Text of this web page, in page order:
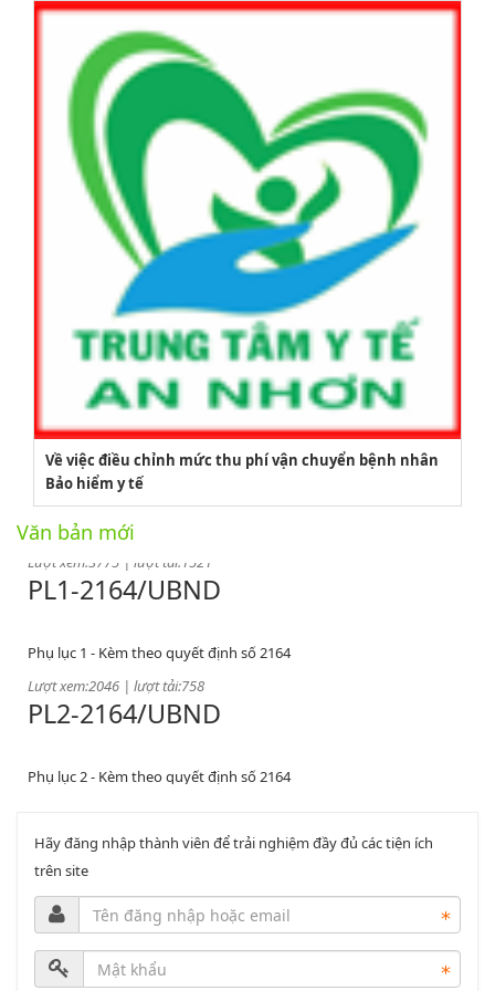
Về việc điều chỉnh mức thu phí vận chuyển bệnh nhân
Bảo hiểm y tế
Văn bản mới
2164/QĐUBND
Lượt xem:3775 | lượt tải:1521
PL1-2164/UBND
Lượt xem:2046 | lượt tải:758
PL2-2164/UBND
Lượt xem:2000 | lượt tải:1060
Phụ lục 3 - Kèm theo quyết định số 2164
Lượt xem:2010 | lượt tải:1159
52/2019/QH14
Hãy đăng nhập thành viên để trải nghiệm đầy đủ các tiện ích
trên site